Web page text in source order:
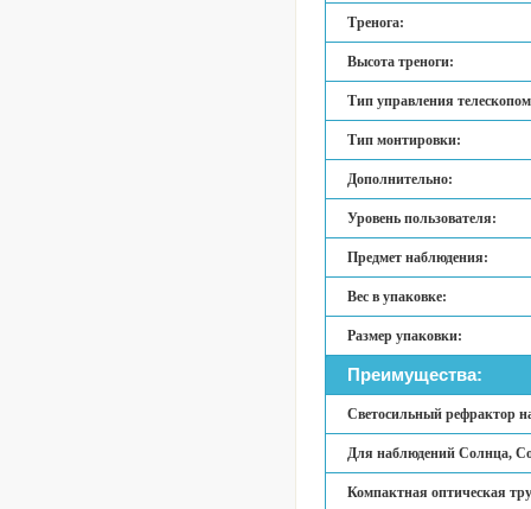
Тренога:
Высота треноги:
Тип управления
Тип монтировки:
Дополнительно:
Уровень пользователя:
Предмет наблюдения:
Вес в упаковке:
Размер упаковки:
Преимущества:
Светосильный рефрактор
Для наблюдений Солнца,
Компактная оптическая